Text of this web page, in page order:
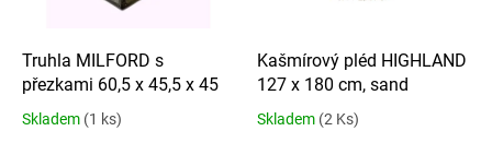
Truhla MILFORD s
přezkami 60,5 x 45,5 x 45
Skladem (1 ks)
Kašmírový pléd HIGHLAND
127 x 180 cm, sand
Skladem (2 Ks)